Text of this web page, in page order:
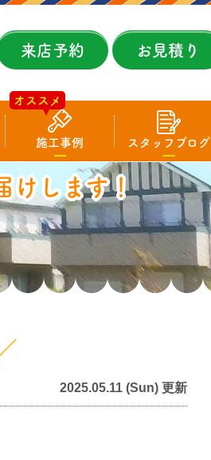
来店予約 お見積り
施工事例
オススメ
スタッフブログ
けします！
2025.05.11 (Sun) 更新